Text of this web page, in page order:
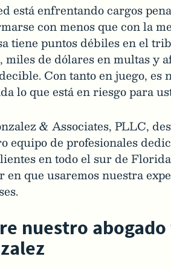
está enfrentando cargos
con menos que con la
tiene puntos débiles en el
miles de dólares en multas y
Con tanto en juego, es
lo que está en riesgo para
& Associates, PLLC,
equipo de profesionales
en todo el sur de
en que usaremos nuestra
nuestro